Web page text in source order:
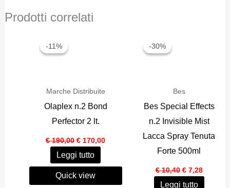
Prodotti correlati
-11%
-11%
Marche Distribuite
Olaplex n.2 Bond
Perfector 2 lt.
€190,00 Il
prezzo
originale
era:
€ 190,00.
€ 170,00
è:
Leggi tutto
Quick view
-30%
-30%
Bes
Bes Special Effects
n.2 Invisible Mist
Lacca Spray Tenuta
Forte 500ml
€10,40 Il
prezzo
originale
€7,28Il
prezzo
Leggi tutto